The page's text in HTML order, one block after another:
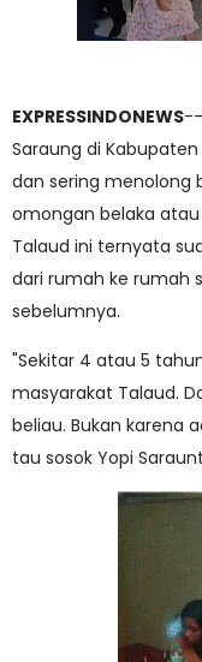
EXPRESSINDONEWS--
Saraung di
dan sering menolong
omongan belaka atau
Talaud ini ternyata
dari rumah ke rumah
sebelumnya.
"Sekitar 4 atau 5
masyarakat Talaud.
beliau. Bukan karena
tau sosok Yopi